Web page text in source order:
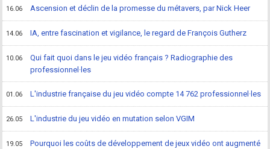
16.06 Ascension et déclin de la promesse du métavers, par Nick Heer
14.06 IA, entre fascination et vigilance, le regard de François Gutherz
10.06
Qui fait quoi dans le jeu vidéo français ? Radiographie des
professionnel·les
01.06 L'industrie française du jeu vidéo compte 14 762 professionnel·les
26.05 L'industrie du jeu vidéo en mutation selon VGIM
19.05
Pourquoi les coûts de développement de jeux vidéo ont augmenté